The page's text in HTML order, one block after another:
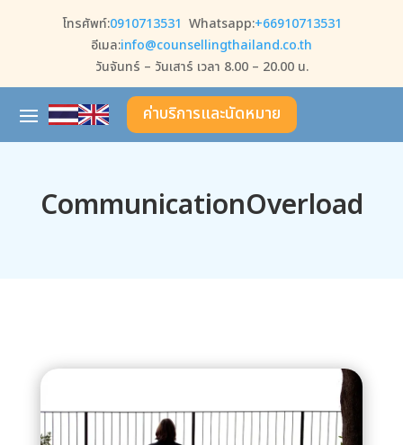
โทรศัพท์:0910713531 Whatsapp:+66910713531
อีเมล:info@counsellingthailand.co.th
วันจันทร์ – วันเสาร์ เวลา 8.00 – 20.00 น.
ค่าบริการและนัดหมาย
CommunicationOverload